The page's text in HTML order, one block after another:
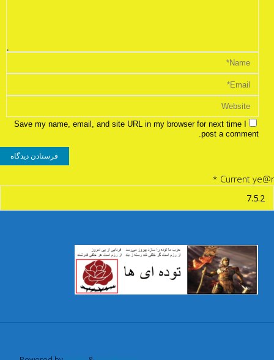
Save my name, email, and site URL in my browser for next time I
post a comment.
Current ye@r
*